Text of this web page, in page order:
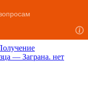
— Заграна. нет